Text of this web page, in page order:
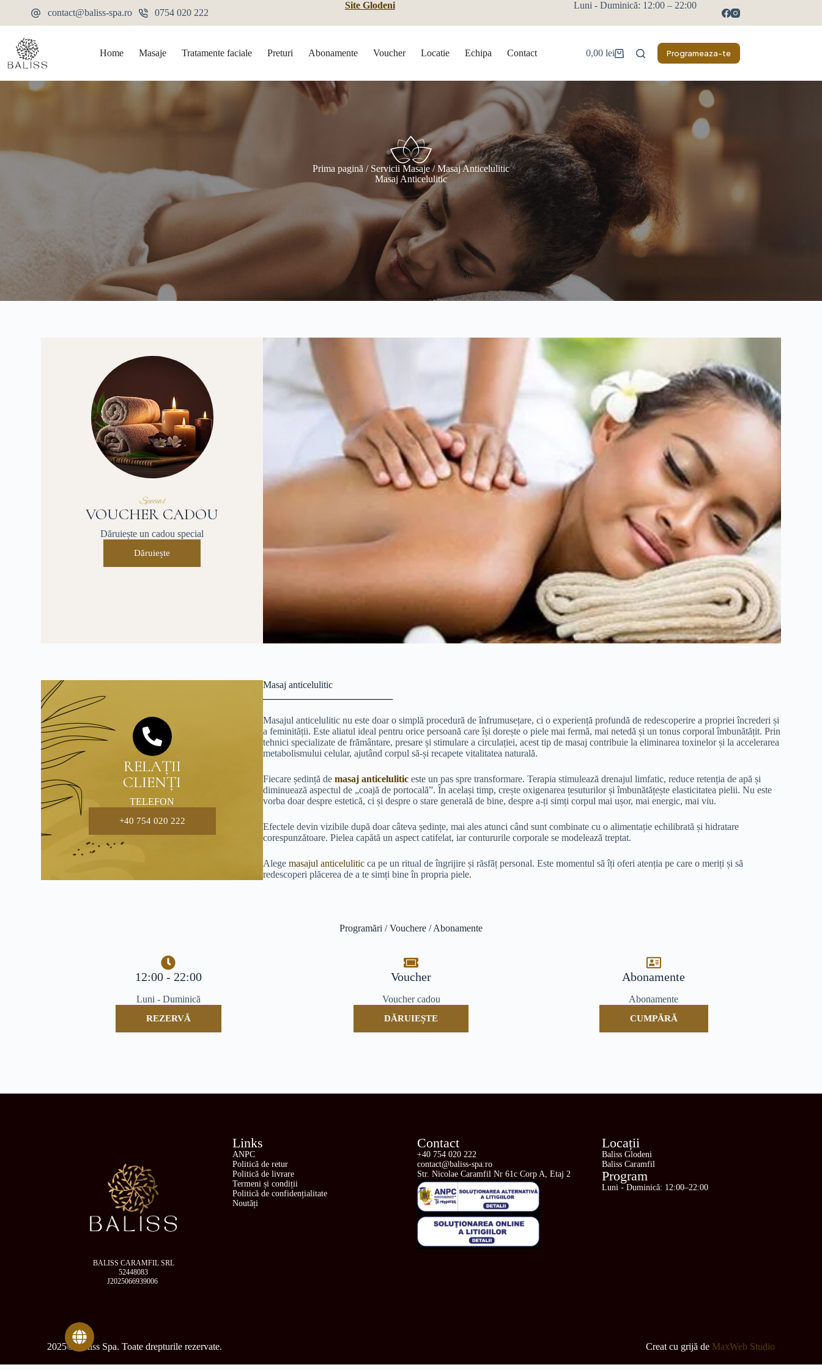
contact@baliss-spa.ro 0754 020 222
Site Glodeni Luni - Duminică: 12:00 – 22:00
Home Masaje Tratamente faciale Preturi Abonamente Voucher Locatie Echipa Contact 0,00 lei Programeaza-te
Prima pagină / Servicii Masaje/ Masaj Anticelulitic
Masaj Anticelulitic
Special
VOUCHER CADOU
Dăruiește un cadou special
Dăruiește
RELAȚII
CLIENȚI
TELEFON
+40 754 020 222
Masaj anticelulitic
Masajul anticelulitic nu este doar o simplă procedură de înfrumusețare, ci o experiență profundă de redescoperire a propriei încrederi și
a feminității. Este aliatul ideal pentru orice persoană care își dorește o piele mai fermă, mai netedă și un tonus corporal îmbunătățit. Prin
tehnici specializate de frământare, presare și stimulare a circulației, acest tip de masaj contribuie la eliminarea toxinelor și la accelerarea
metabolismului celular, ajutând corpul să-și recapete vitalitatea naturală.
Fiecare ședință demasaj anticelulitic este un pas spre transformare. Terapia stimulează drenajul limfatic, reduce retenția de apă și
diminuează aspectul de „coajă de portocală”. În același timp, crește oxigenarea țesuturilor și îmbunătățește elasticitatea pielii. Nu este
vorba doar despre estetică, ci și despre o stare generală de bine, despre a-ți simți corpul mai ușor, mai energic, mai viu.
Efectele devin vizibile după doar câteva ședințe, mai ales atunci când sunt combinate cu o alimentație echilibrată și hidratare
corespunzătoare. Pielea capătă un aspect catifelat, iar contururile corporale se modelează treptat.
Alegemasajul anticelulitic ca pe un ritual de îngrijire și răsfăț personal. Este momentul să îți oferi atenția pe care o meriți și să
redescoperi plăcerea de a te simți bine în propria piele.
Programări / Vouchere / Abonamente
12:00 - 22:00
Luni - Duminică
REZERVĂ
Voucher
Voucher cadou
DĂRUIEȘTE
Abonamente
Abonamente
CUMPĂRĂ
BALISS CARAMFIL SRL
52448083
J2025066939006
Links
ANPC
Politică de retur
Politică de livrare
Termeni și condiții
Politică de confidențialitate
Noutăți
Contact
+40 754 020 222
contact@baliss-spa.ro
Str. Nicolae Caramfil Nr 61c Corp A, Etaj 2
Locații
Baliss Glodeni
Baliss Caramfil
Program
Luni - Duminică: 12:00–22:00
2025© Baliss Spa. Toate drepturile rezervate. Creat cu grijă de MaxWeb Studio
Baliss Glodeni